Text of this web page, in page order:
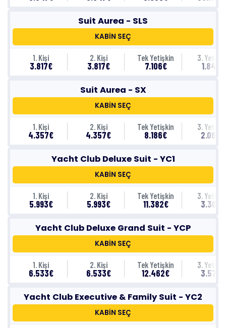
Suit Aurea - SLS
KABİN SEÇ
1. Kişi
3.817€
2. Kişi
3.817€
Tek Yetişkin
7.106€
3.
1.847€
Suit Aurea - SX
KABİN SEÇ
1. Kişi
4.357€
2. Kişi
4.357€
Tek Yetişkin
8.186€
3.
2.067€
Yacht Club Deluxe Suit - YC1
KABİN SEÇ
1. Kişi
5.993€
2. Kişi
5.993€
Tek Yetişkin
11.382€
3.
3.303€
Yacht Club Deluxe Grand Suit - YCP
KABİN SEÇ
1. Kişi
6.533€
2. Kişi
6.533€
Tek Yetişkin
12.462€
3.
3.573€
Yacht Club Executive & Family Suit - YC2
KABİN SEÇ